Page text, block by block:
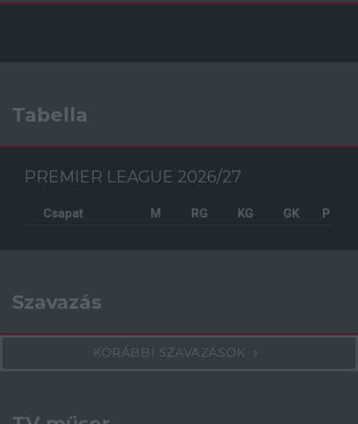
Tabella
PREMIER LEAGUE 2026/27
Csapat M RG KG GK P
Szavazás
KORÁBBI SZAVAZÁSOK